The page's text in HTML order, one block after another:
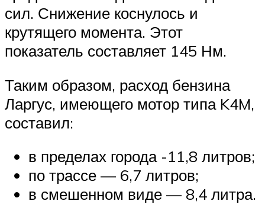
сил. Снижение коснулось и
крутящего момента. Этот
показатель составляет 145 Нм.
Таким образом, расход бензина
Ларгус, имеющего мотор типа K4M,
составил:
в пределах города -11,8 литров;
по трассе — 6,7 литров;
в смешенном виде — 8,4 литра.